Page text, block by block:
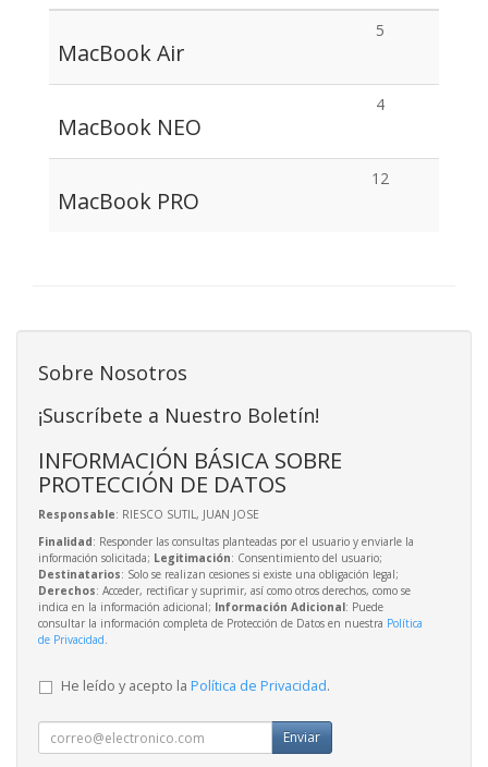
MacBook Air
5
MacBook NEO
4
MacBook PRO
12
Sobre Nosotros
¡Suscríbete a Nuestro Boletín!
INFORMACIÓN BÁSICA SOBRE
PROTECCIÓN DE DATOS
Responsable: RIESCO SUTIL, JUAN JOSE
Finalidad: Responder las consultas planteadas por el usuario y enviarle la
información solicitada; Legitimación: Consentimiento del usuario;
Destinatarios: Solo se realizan cesiones si existe una obligación legal;
Derechos: Acceder, rectificar y suprimir, así como otros derechos, como se
indica en la información adicional; Información Adicional: Puede
consultar la información completa de Protección de Datos en nuestra Política
de Privacidad.
He leído y acepto la Política de Privacidad.
Enviar